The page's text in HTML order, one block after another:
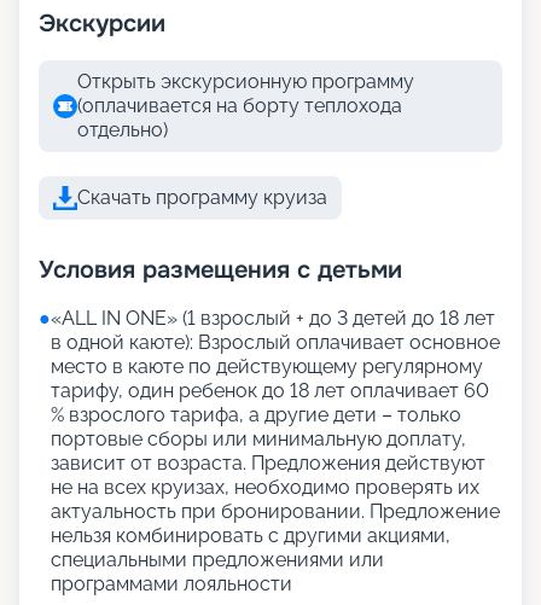
Экскурсии
Открыть экскурсионную программу
(оплачивается на борту теплохода
отдельно)
Скачать программу круиза
Условия размещения с детьми
●«АLL IN ONE» (1 взрослый + до 3 детей до 18 лет
в одной каюте): Взрослый оплачивает основное
место в каюте по действующему регулярному
тарифу, один ребенок до 18 лет оплачивает 60
% взрослого тарифа, а другие дети – только
портовые сборы или минимальную доплату,
зависит от возраста. Предложения действуют
не на всех круизах, необходимо проверять их
актуальность при бронировании. Предложение
нельзя комбинировать с другими акциями,
специальными предложениями или
программами лояльности